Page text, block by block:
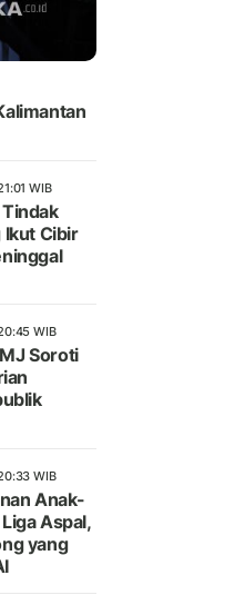
WIB
Ikut Cibir
WIB
Soroti
WIB
Anak-
Aspal,
yang